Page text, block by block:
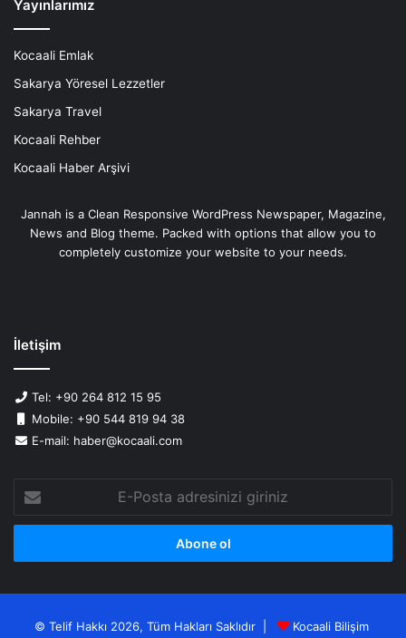
Yayınlarımız
Kocaali Emlak
Sakarya Yöresel Lezzetler
Sakarya Travel
Kocaali Rehber
Kocaali Haber Arşivi
Jannah is a Clean Responsive WordPress Newspaper, Magazine,
News and Blog theme. Packed with options that allow you to
completely customize your website to your needs.
İletişim
Tel: +90 264 812 15 95
Mobile: +90 544 819 94 38
E-mail: haber@kocaali.com
Posta
adresinizi
© Telif Hakkı 2026, Tüm Hakları Saklıdır | Kocaali Bilişim